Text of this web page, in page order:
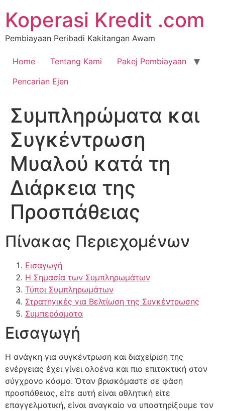
Koperasi Kredit .com
Pembiayaan Peribadi Kakitangan Awam
Home Tentang Kami
Pakej Pembiayaan
Pencarian Ejen
Συμπληρώματα και
Συγκέντρωση
Μυαλού κατά τη
Διάρκεια της
Προσπάθειας
Πίνακας Περιεχομένων
Εισαγωγή
Η Σημασία των Συμπληρωμάτων
Τύποι Συμπληρωμάτων
Στρατηγικές για Βελτίωση της Συγκέντρωσης
Συμπεράσματα
Εισαγωγή
Η ανάγκη για συγκέντρωση και διαχείριση της
ενέργειας έχει γίνει ολοένα και πιο επιτακτική στον
σύγχρονο κόσμο. Όταν βρισκόμαστε σε φάση
προσπάθειας, είτε αυτή είναι αθλητική είτε
επαγγελματική, είναι αναγκαίο να υποστηρίξουμε τον